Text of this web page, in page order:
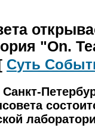
"On.
Суть Соб